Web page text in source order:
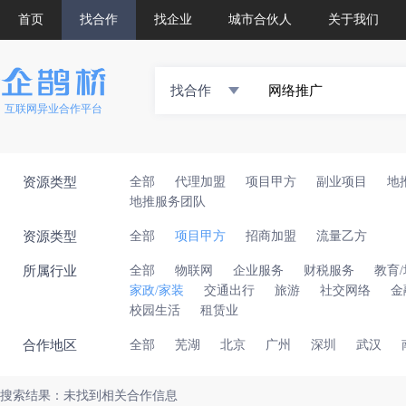
首页 找合作 找企业 城市合伙人 关于我们
互联网异业合作平台
找合作
资源类型 全部 代理加盟 项目甲方 副业项目
地
地推服务团队
资源类型 全部 项目甲方 招商加盟 流量乙方
所属行业 全部 物联网 企业服务 财税服务
教育/
家政/家装
交通出行 旅游 社交网络
金
校园生活
租赁业
合作地区 全部 芜湖 北京 广州 深圳 武汉
搜索结果：未找到相关合作信息